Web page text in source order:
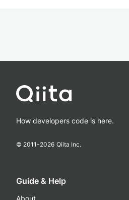
How developers code is here.
© 2011-2026 Qiita Inc.
Guide & Help
About